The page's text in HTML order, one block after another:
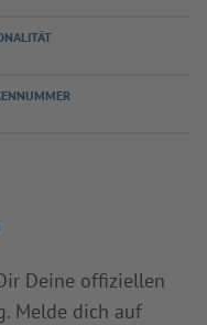
Deine offiziellen
Melde dich auf